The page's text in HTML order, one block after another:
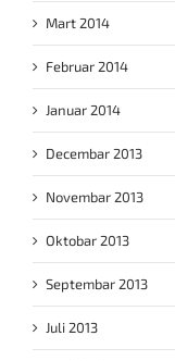
Mart 2014
Februar 2014
Januar 2014
Decembar 2013
Novembar 2013
Oktobar 2013
Septembar 2013
Juli 2013